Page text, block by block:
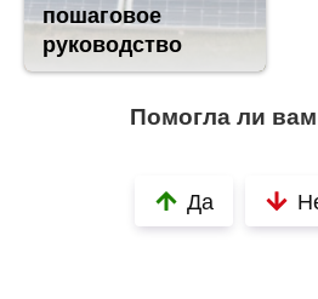
пошаговое
руководство
Помогла ли вам
Да